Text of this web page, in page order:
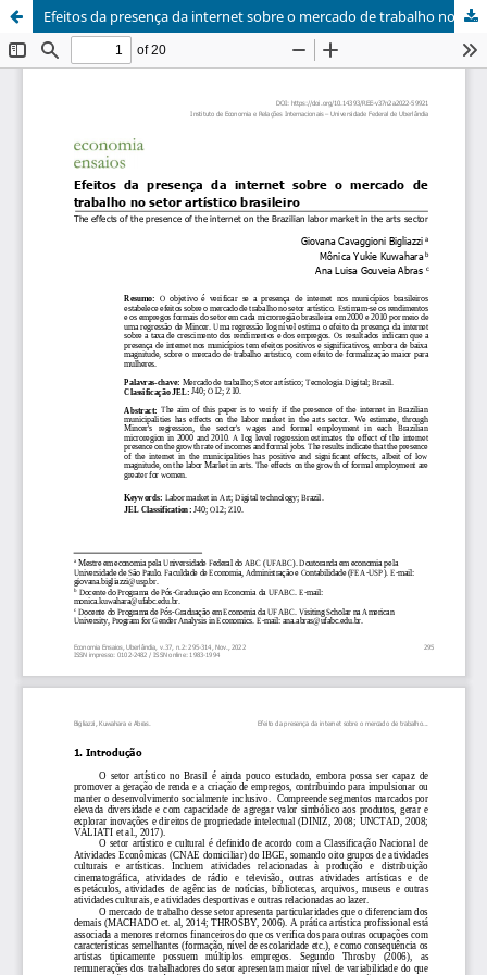
Efeitos da presença da internet sobre o mercado de trabalho no setor artístico brasileiro